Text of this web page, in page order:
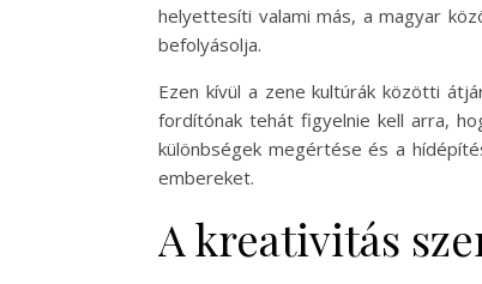
helyettesíti valami más, a magyar
befolyásolja.
Ezen kívül a zene kultúrák közötti
fordítónak tehát figyelnie kell arra,
különbségek megértése és a
embereket.
A kreativitás